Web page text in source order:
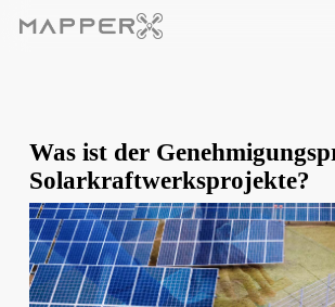
Was ist der
Solarkraftwerksprojekte?